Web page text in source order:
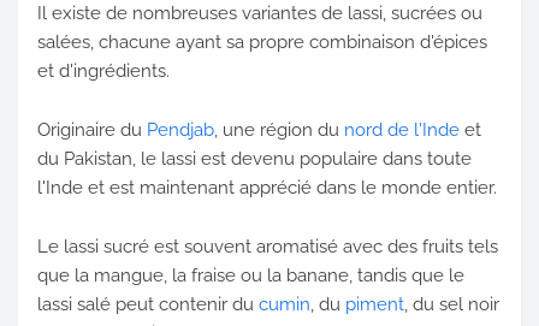
Il existe de nombreuses variantes de lassi, sucrées ou
salées, chacune ayant sa propre combinaison d'épices
et d'ingrédients.
Originaire du Pendjab, une région du nord de l'Inde et
du Pakistan, le lassi est devenu populaire dans toute
l'Inde et est maintenant apprécié dans le monde entier.
Le lassi sucré est souvent aromatisé avec des fruits tels
que la mangue, la fraise ou la banane, tandis que le
lassi salé peut contenir du cumin, du piment, du sel noir